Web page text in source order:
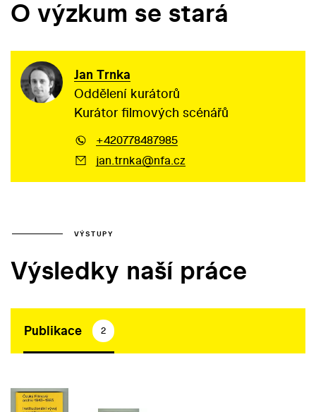
O výzkum se stará
Jan Trnka
Oddělení kurátorů
Kurátor filmových scénářů
+420778487985
jan.trnka@nfa.cz
VÝSTUPY
Výsledky naší práce
Publikace 2